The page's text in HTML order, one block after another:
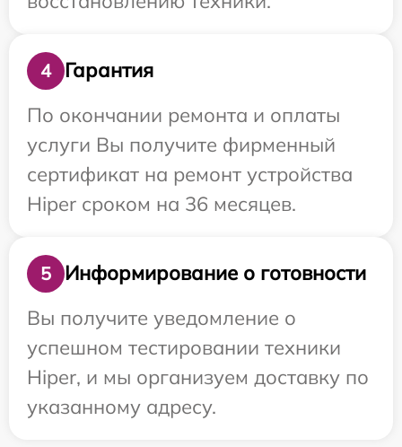
4
Гарантия
По окончании ремонта и оплаты
услуги Вы получите фирменный
сертификат на ремонт устройства
Hiper сроком на 36 месяцев.
5
Информирование о готовности
Вы получите уведомление о
успешном тестировании техники
Hiper, и мы организуем доставку по
указанному адресу.